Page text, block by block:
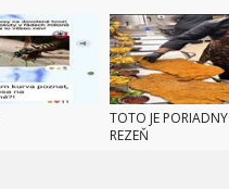
TOTO JE PORIADNY
REZEŇ